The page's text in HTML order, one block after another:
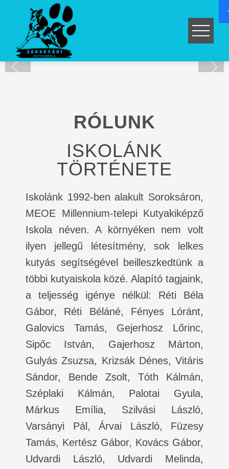
RÓLUNK
ISKOLÁNK
TÖRTÉNETE
Iskolánk 1992-ben alakult Soroksáron,
MEOE Millennium-telepi Kutyakiképző
Iskola néven. A környéken nem volt
ilyen jellegű létesítmény, sok lelkes
kutyás segítségével beilleszkedtünk a
többi kutyaiskola közé. Alapító tagjaink,
a teljesség igénye nélkül: Réti Béla
Gábor, Réti Béláné, Fényes Lóránt,
Galovics Tamás, Gejerhosz Lőrinc,
Sipőc István, Gajerhosz Márton,
Gulyás Zsuzsa, Krizsák Dénes, Vitáris
Sándor, Bende Zsolt, Tóth Kálmán,
Széplaki Kálmán, Palotai Gyula,
Márkus Emília, Szilvási László,
Varsányi Pál, Árvai László, Füzesy
Tamás, Kertész Gábor, Kovács Gábor,
Udvardi László, Udvardi Melinda,